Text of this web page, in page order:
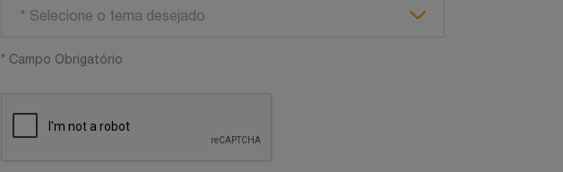
* Selecione o tema desejado
* Campo Obrigatório